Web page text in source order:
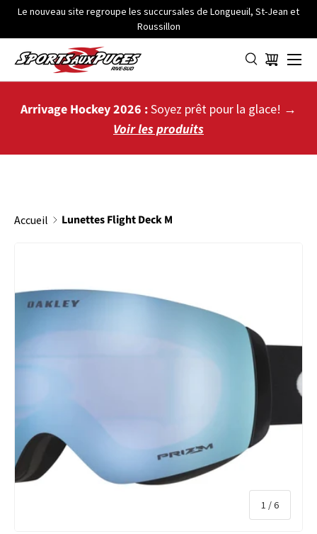
ALLER AU CONTENU
Le nouveau site regroupe les succursales de Longueuil, St-Jean et
Roussillon
Panier
Menu
Arrivage Hockey 2026 :Soyez prêt pour la glace! →
Voir les produits
Accueil Lunettes Flight Deck M
1 /de
6